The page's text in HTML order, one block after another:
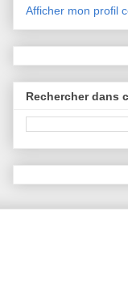
Afficher mon profil
Rechercher dans